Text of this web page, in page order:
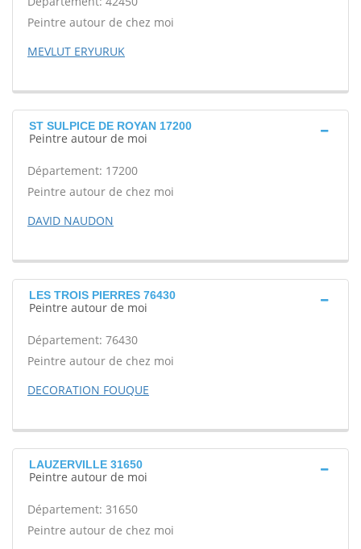
Peintre autour de chez moi
MEVLUT ERYURUK
ST SULPICE DE ROYAN 17200
Peintre autour de moi
Département: 17200
Peintre autour de chez moi
DAVID NAUDON
LES TROIS PIERRES 76430
Peintre autour de moi
Département: 76430
Peintre autour de chez moi
DECORATION FOUQUE
LAUZERVILLE 31650
Peintre autour de moi
Département: 31650
Peintre autour de chez moi